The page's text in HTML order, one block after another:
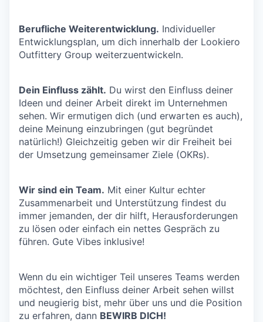
Berufliche Weiterentwicklung. Individueller
Entwicklungsplan, um dich innerhalb der Lookiero
Outfittery Group weiterzuentwickeln.
Dein Einfluss zählt. Du wirst den Einfluss deiner
Ideen und deiner Arbeit direkt im Unternehmen
sehen. Wir ermutigen dich (und erwarten es auch),
deine Meinung einzubringen (gut begründet
natürlich!) Gleichzeitig geben wir dir Freiheit bei
der Umsetzung gemeinsamer Ziele (OKRs).
Wir sind ein Team. Mit einer Kultur echter
Zusammenarbeit und Unterstützung findest du
immer jemanden, der dir hilft, Herausforderungen
zu lösen oder einfach ein nettes Gespräch zu
führen. Gute Vibes inklusive!
Wenn du ein wichtiger Teil unseres Teams werden
möchtest, den Einfluss deiner Arbeit sehen willst
und neugierig bist, mehr über uns und die Position
zu erfahren, dann BEWIRB DICH!